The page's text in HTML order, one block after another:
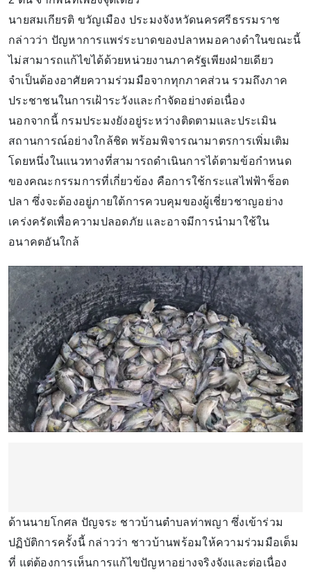
นายสมเกียรติ ขวัญเมือง ประมงจังหวัดนครศรีธรรมราช
กล่าวว่า ปัญหาการแพร่ระบาดของปลาหมอคางดำในขณะนี้
ไม่สามารถแก้ไขได้ด้วยหน่วยงานภาครัฐเพียงฝ่ายเดียว
จำเป็นต้องอาศัยความร่วมมือจากทุกภาคส่วน รวมถึงภาค
ประชาชนในการเฝ้าระวังและกำจัดอย่างต่อเนื่อง
นอกจากนี้ กรมประมงยังอยู่ระหว่างติดตามและประเมิน
สถานการณ์อย่างใกล้ชิด พร้อมพิจารณามาตรการเพิ่มเติม
โดยหนึ่งในแนวทางที่สามารถดำเนินการได้ตามข้อกำหนด
ของคณะกรรมการที่เกี่ยวข้อง คือการใช้กระแสไฟฟ้าช็อต
ปลา ซึ่งจะต้องอยู่ภายใต้การควบคุมของผู้เชี่ยวชาญอย่าง
เคร่งครัดเพื่อความปลอดภัย และอาจมีการนำมาใช้ใน
อนาคตอันใกล้
ด้านนายโกศล ปัญจระ ชาวบ้านตำบลท่าพญา ซึ่งเข้าร่วม
ปฏิบัติการครั้งนี้ กล่าวว่า ชาวบ้านพร้อมให้ความร่วมมือเต็ม
ที่ แต่ต้องการเห็นการแก้ไขปัญหาอย่างจริงจังและต่อเนื่อง